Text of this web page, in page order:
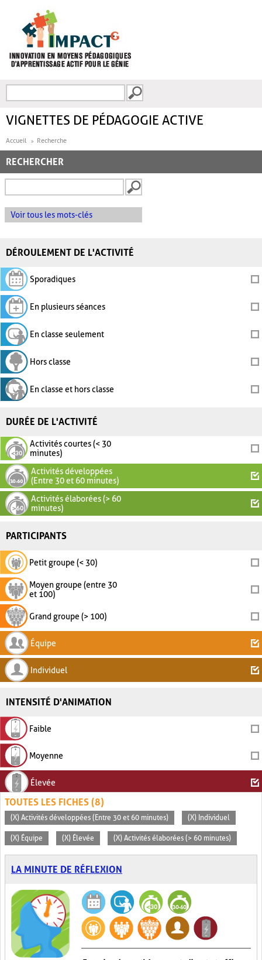
FORMULAIRE DE
VIGNETTES DE PÉDAGOGIE ACTIVE
Accueil Recherche
RECHERCHER
Voir tous les mots-clés
DÉROULEMENT DE L'ACTIVITÉ
Sporadiques
En plusieurs séances
En classe seulement
Hors classe
En classe et hors classe
DURÉE DE L'ACTIVITÉ
Activités courtes (< 30
minutes)
Activités développées
(Entre 30 et 60 minutes)
Activités élaborées (> 60
minutes)
PARTICIPANTS
Petit groupe (< 30)
Moyen groupe (entre 30
et 100)
Grand groupe (> 100)
Équipe
Individuel
INTENSITÉ D'ANIMATION
Faible
Moyenne
Élevée
TOUTES LES FICHES (8)
(X) Activités développées (Entre 30 et 60 minutes) (X) Individuel
(X) Équipe (X) Élevée (X) Activités élaborées (> 60 minutes)
LA MINUTE DE RÉFLEXION